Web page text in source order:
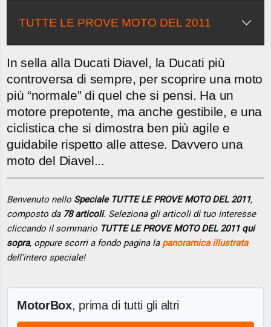
TUTTE LE PROVE MOTO DEL 2011
In sella alla Ducati Diavel, la Ducati più
controversa di sempre, per scoprire una moto
più “normale” di quel che si pensi. Ha un
motore prepotente, ma anche gestibile, e una
ciclistica che si dimostra ben più agile e
guidabile rispetto alle attese. Davvero una
moto del Diavel...
Benvenuto nello Speciale TUTTE LE PROVE MOTO DEL 2011,
composto da 78 articoli. Seleziona gli articoli di tuo interesse
cliccando il sommario TUTTE LE PROVE MOTO DEL 2011 qui
sopra, oppure scorri a fondo pagina la panoramica illustrata
dell'intero speciale!
MotorBox, prima di tutti gli altri